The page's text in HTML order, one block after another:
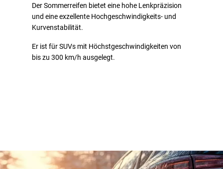
Der Sommerreifen bietet eine hohe Lenkpräzision
und eine exzellente Hochgeschwindigkeits- und
Kurvenstabilität.
Er ist für SUVs mit Höchstgeschwindigkeiten von
bis zu 300 km/h ausgelegt.